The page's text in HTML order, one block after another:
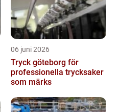
06 juni 2026
Tryck göteborg för
professionella trycksaker
som märks